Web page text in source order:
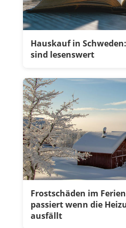
Hauskauf in
sind lesenswert
Frostschäden im
passiert wenn die
ausfällt